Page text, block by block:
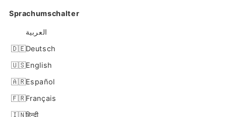
Sprachumschalter
العربية
Deutsch
English
Español
Français
हिन्दी